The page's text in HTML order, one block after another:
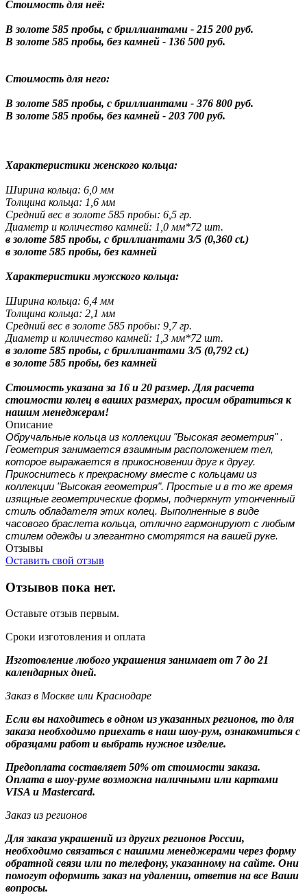
Стоимость для неё:
В золоте 585 пробы, с бриллиантами - 215 200 руб.
В золоте 585 пробы, без камней - 136 500 руб.
Стоимость для него:
В золоте 585 пробы, с бриллиантами - 376 800 руб.
В золоте 585 пробы, без камней - 203 700 руб.
Характеристики женского кольца:
Ширина кольца: 6,0 мм
Толщина кольца: 1,6 мм
Средний вес в золоте 585 пробы: 6,5 гр.
Диаметр и количество камней: 1,0 мм*72 шт.
в золоте 585 пробы, с бриллиантами 3/5 (0,360 ct.)
в золоте 585 пробы, без камней
Характеристики мужского кольца:
Ширина кольца: 6,4 мм
Толщина кольца: 2,1 мм
Средний вес в золоте 585 пробы: 9,7 гр.
Диаметр и количество камней: 1,3 мм*72 шт.
в золоте 585 пробы, с бриллиантами 3/5 (0,792 ct.)
в золоте 585 пробы, без камней
Стоимость указана за 16 и 20 размер. Для расчета
стоимости колец в ваших размерах, просим обратиться к
нашим менеджерам!
Описание
Обручальные кольца из коллекции "Высокая геометрия" .
Геометрия занимается взаимным расположением тел,
которое выражается в прикосновении друг к другу.
Прикоснитесь к прекрасному вместе с кольцами из
коллекции "Высокая геометрия". Простые и в то же время
изящные геометрические формы, подчеркнут утонченный
стиль обладателя этих колец. Выполненные в виде
часового браслета кольца, отлично гармонируют с любым
стилем одежды и элегантно смотрятся на вашей руке.
Отзывы
Оставить свой отзыв
Отзывов пока нет.
Оставьте отзыв первым.
Сроки изготовления и оплата
Изготовление любого украшения занимает от 7 до 21
календарных дней.
Заказ в Москве или Краснодаре
Если вы находитесь в одном из указанных регионов, то для
заказа необходимо приехать в наш шоу-рум, ознакомиться с
образцами работ и выбрать нужное изделие.
Предоплата составляет 50% от стоимости заказа.
Оплата в шоу-руме возможна наличными или картами
VISA и Mastercard.
Заказ из регионов
Для заказа украшений из других регионов России,
необходимо связаться с нашими менеджерами через форму
обратной связи или по телефону, указанному на сайте. Они
помогут оформить заказ на удалении, ответив на все Ваши
вопросы.